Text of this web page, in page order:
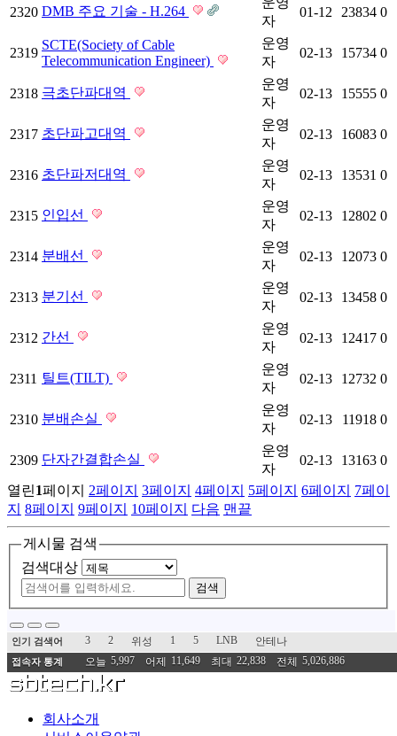
2320 DMB 주요 기술 - H.264
자
01-12 23834 0
2319
SCTE(Society of Cable
Telecommunication Engineer)
운영
자
02-13 15734 0
2318 극초단파대역
운영
자
02-13 15555 0
2317 초단파고대역
운영
자
02-13 16083 0
2316 초단파저대역
운영
자
02-13 13531 0
2315 인입선
운영
자
02-13 12802 0
2314 분배선
운영
자
02-13 12073 0
2313 분기선
운영
자
02-13 13458 0
2312 간선
운영
자
02-13 12417 0
2311 틸트(TILT)
운영
자
02-13 12732 0
2310 분배손실
운영
자
02-13 11918 0
2309 단자간결합손실
운영
자
02-13 13163 0
열린1페이지 2페이지 3페이지 4페이지 5페이지 6페이지 7페이
지 8페이지 9페이지 10페이지 다음 맨끝
게시물 검색
검색대상
검색
인기 검색어 3 2 위성 1 5 LNB 안테나
접속자 통계 오늘 5,997 어제 11,649 최대 22,838 전체 5,026,886
회사소개